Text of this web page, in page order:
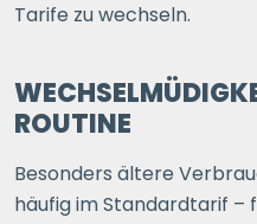
Tarife zu wechseln.
ROUTINE
Besonders ältere
häufig im Standardtarif –